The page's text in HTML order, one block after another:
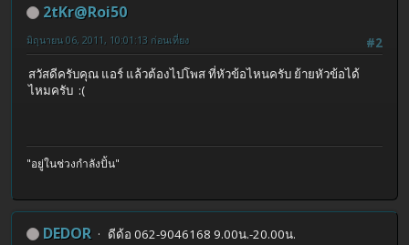
2tKr@Roi50
#2
มิถุนายน 06, 2011, 10:01:13 ก่อนเที่ยง
สวัสดีครับคุณ แอร์ แล้วต้องไปโพส ที่หัวข้อไหนครับ ย้ายหัวข้อได้
ไหมครับ :(
"อยู่ในช่วงกำลังปั้น"
DEDOR
ดีด้อ 062-9046168 9.00น.-20.00น.